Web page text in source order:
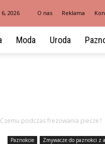
2026 O nas Reklama
Moda Uroda
Czemu podczas frezowania piecze?
Paznokcie Zmywacze do paznokci z